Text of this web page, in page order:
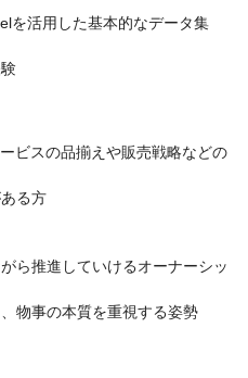
を活用した基本的なデータ集
ビスの品揃えや販売戦略などの
る方
ら推進していけるオーナーシッ
物事の本質を重視する姿勢